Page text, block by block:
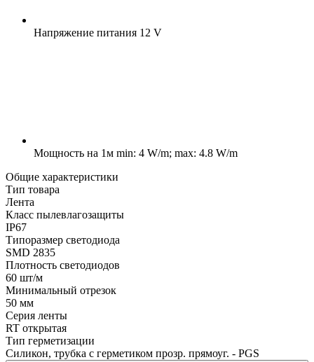
Напряжение питания 12 V
Мощность на 1м min: 4 W/m; max: 4.8 W/m
Общие характеристики
Тип товара
Лента
Класс пылевлагозащиты
IP67
Типоразмер светодиода
SMD 2835
Плотность светодиодов
60 шт/м
Минимальный отрезок
50 мм
Серия ленты
RT открытая
Тип герметизации
Силикон, трубка с герметиком прозр. прямоуг. - PGS